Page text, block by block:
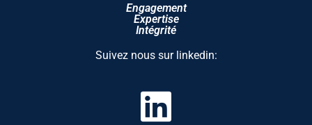
Engagement
Expertise
Intégrité
Suivez nous sur linkedin: